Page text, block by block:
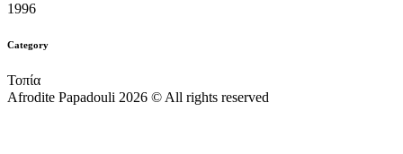
1996
Category
Τοπία
Afrodite Papadouli 2026 © All rights reserved